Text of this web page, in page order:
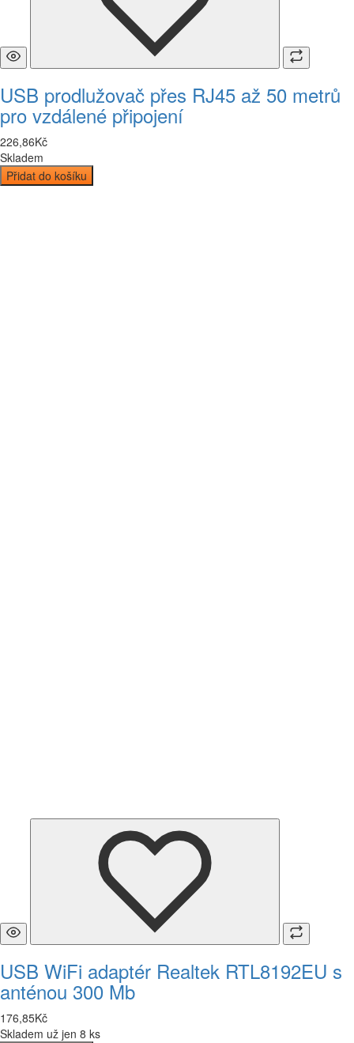
USB prodlužovač přes RJ45 až 50 metrů
pro vzdálené připojení
226,86Kč
Skladem
Přidat do košíku
USB WiFi adaptér Realtek RTL8192EU s
anténou 300 Mb
176,85Kč
Skladem už jen 8 ks